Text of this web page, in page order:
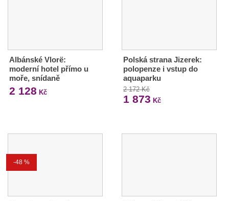
Albánské Vlorë:
moderní hotel přímo u
moře, snídaně
2 128 Kč
Polská strana Jizerek:
polopenze i vstup do
aquaparku
2 172 Kč
1 873 Kč
-48 %